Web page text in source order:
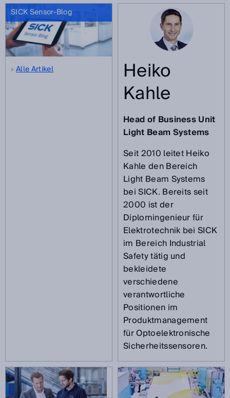
SICK Sensor-Blog
Alle Artikel Heiko
Kahle
Head of Business Unit
Light Beam Systems
Seit 2010 leitet Heiko
Kahle den Bereich
Light Beam Systems
bei SICK. Bereits seit
2000 ist der
Diplomingenieur für
Elektrotechnik bei SICK
im Bereich Industrial
Safety tätig und
bekleidete
verschiedene
verantwortliche
Positionen im
Produktmanagement
für Optoelektronische
Sicherheitssensoren.